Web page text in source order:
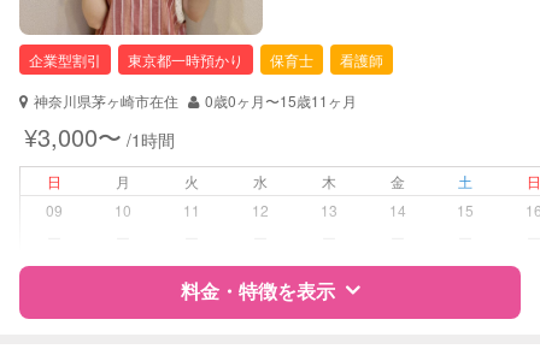
お子様の撮影
（定期特典）
全国保育サービス協会(ACSA)認定ベ
ビーシッター
夜間対応
お泊まり保育
企業型割引 東京都一時預かり 保育士
看護師
神奈川県茅ヶ崎市在住
0歳0ヶ月〜15歳11ヶ月
¥3,000〜 /1時間
日 月 火 水 木 金 土
09
10 11 12 13 14 15
料金・特徴を表示